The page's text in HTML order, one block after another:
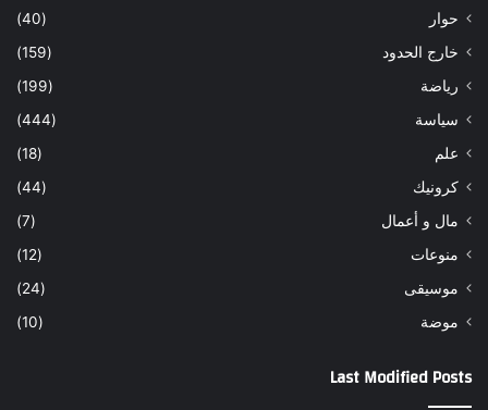
حوار
(40)
خارج الحدود
(159)
رياضة
(199)
سياسة
(444)
علم
(18)
كرونيك
(44)
مال و أعمال
(7)
منوعات
(12)
موسيقى
(24)
موضة
(10)
Last Modified Posts